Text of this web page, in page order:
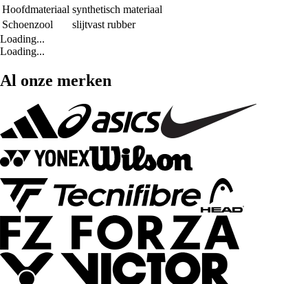
Hoofdmateriaal synthetisch materiaal
Schoenzool
slijtvast rubber
Loading...
Loading...
Al onze merken